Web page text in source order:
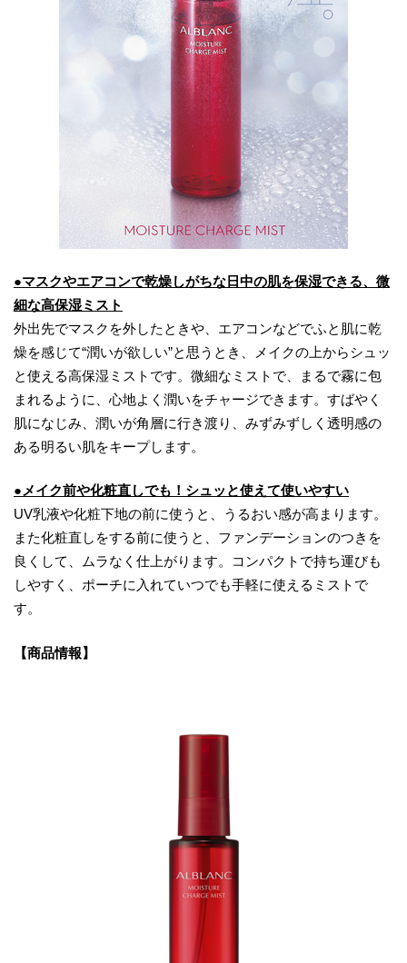
●マスクやエアコンで乾燥しがちな日中の肌を保湿できる、微
細な高保湿ミスト
外出先でマスクを外したときや、エアコンなどでふと肌に乾
燥を感じて“潤いが欲しい”と思うとき、メイクの上からシュッ
と使える高保湿ミストです。微細なミストで、まるで霧に包
まれるように、心地よく潤いをチャージできます。すばやく
肌になじみ、潤いが角層に行き渡り、みずみずしく透明感の
ある明るい肌をキープします。
●メイク前や化粧直しでも！シュッと使えて使いやすい
UV乳液や化粧下地の前に使うと、うるおい感が高まります。
また化粧直しをする前に使うと、ファンデーションのつきを
良くして、ムラなく仕上がります。コンパクトで持ち運びも
しやすく、ポーチに入れていつでも手軽に使えるミストで
す。
【商品情報】